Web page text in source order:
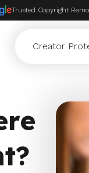
Trusted Copyright
Creator